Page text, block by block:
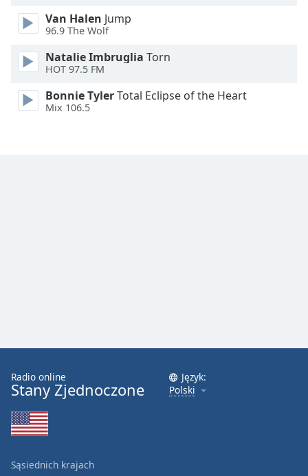
Caption
Background
Color
Opacity
Done
Modal
Dialog
End
dialog
Van Halen Jump
96.9 The Wolf
Natalie Imbruglia Torn
HOT 97.5 FM
Bonnie TylerTotal Eclipse of the Heart
Mix 106.5
Radio online
Stany Zjednoczone
Język:
Polski
Sąsiednich krajach